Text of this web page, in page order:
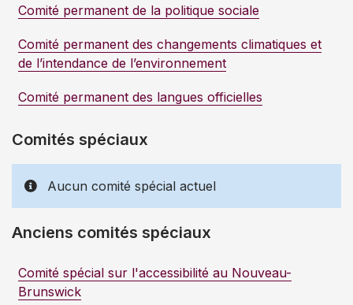
Comité permanent de la politique sociale
Comité permanent des changements climatiques et
de l’intendance de l’environnement
Comité permanent des langues officielles
Comités spéciaux
Aucun comité spécial actuel
Anciens comités spéciaux
Comité spécial sur l'accessibilité au Nouveau-
Brunswick